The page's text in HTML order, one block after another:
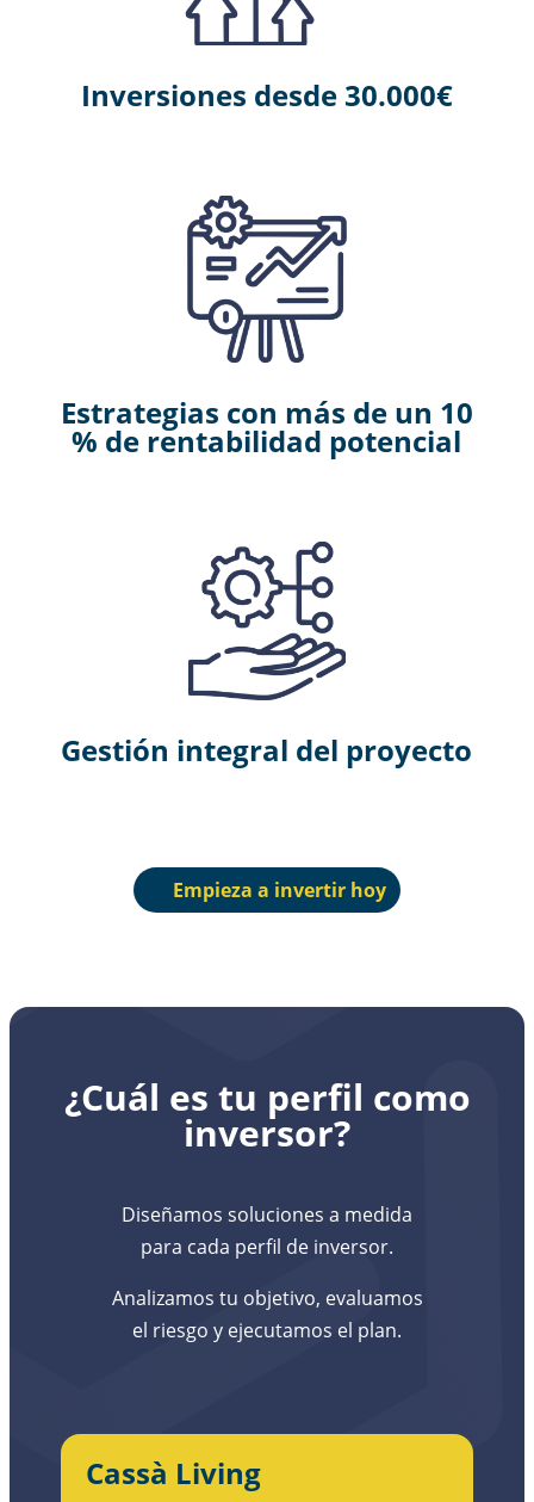
Inversiones desde 30.000€
Estrategias con más de un 10
% de rentabilidad potencial
Gestión integral del proyecto
Empieza a invertir hoy
¿Cuál es tu perfil como
inversor?
Diseñamos soluciones a medida
para cada perfil de inversor.
Analizamos tu objetivo, evaluamos
el riesgo y ejecutamos el plan.
Cassà Living